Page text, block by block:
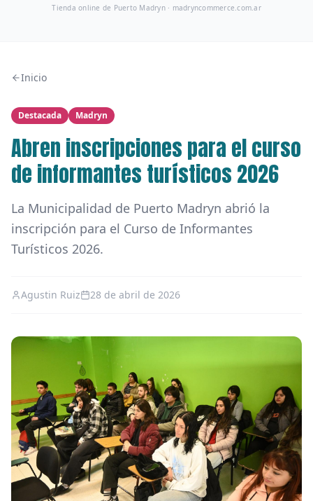
Tienda online de Puerto Madryn · madryncommerce.com.ar
Inicio
Destacada Madryn
Abren inscripciones para el curso
de informantes turísticos 2026
La Municipalidad de Puerto Madryn abrió la
inscripción para el Curso de Informantes
Turísticos 2026.
Agustin Ruiz 28 de abril de 2026